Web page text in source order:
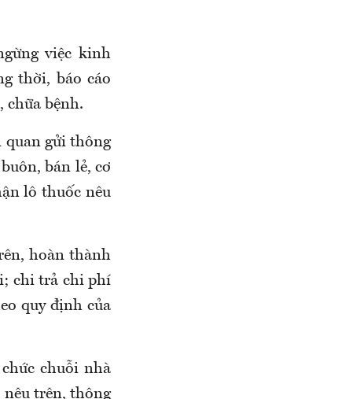
việc kinh
thời, báo cáo
chữa bệnh.
quan gửi thông
bán lẻ, cơ
lô thuốc nêu
hoàn thành
chi trả chi phí
quy định của
chuỗi nhà
trên, thông